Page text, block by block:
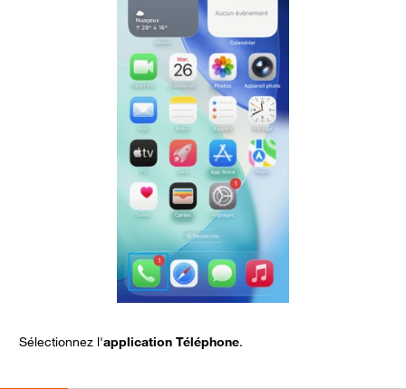
Sélectionnez l'application Téléphone.